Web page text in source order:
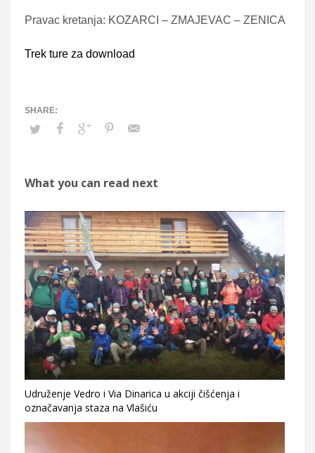
Pravac kretanja: KOZARCI – ZMAJEVAC – ZENICA
Trek ture za download
What you can read next
Udruženje Vedro i Via Dinarica u akciji čišćenja i
označavanja staza na Vlašiću